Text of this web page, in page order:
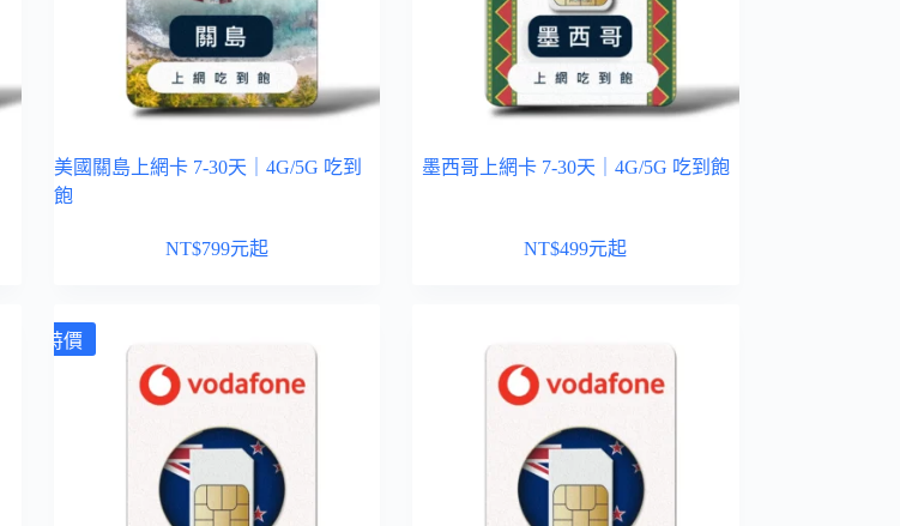
美國關島上網卡 7-30天｜4G/5G 吃到
飽
NT$799元起
墨西哥上網卡 7-30天｜4G/5G 吃到飽
NT$499元起
特價